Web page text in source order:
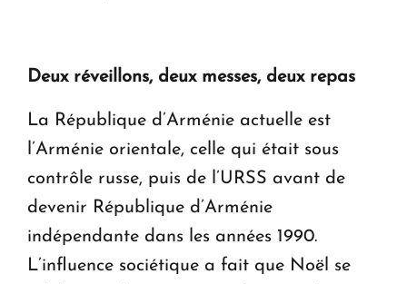
Deux réveillons, deux messes, deux repas
La République d’Arménie actuelle est
l’Arménie orientale, celle qui était sous
contrôle russe, puis de l’URSS avant de
devenir République d’Arménie
indépendante dans les années 1990.
L’influence sociétique a fait que Noël se